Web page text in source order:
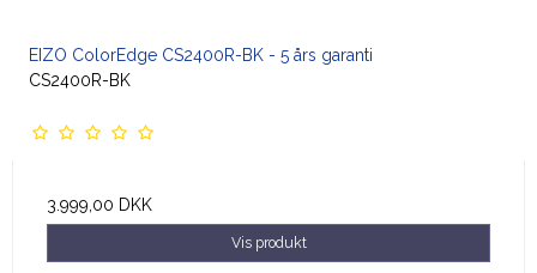
EIZO ColorEdge CS2400R-BK - 5 års garanti
CS2400R-BK
3.999,00 DKK
Vis produkt